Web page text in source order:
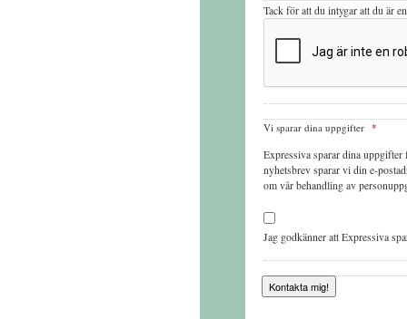
Tack
för
intygar
du
människa
–
får
vi
inte
mycket
skräppost!
Tack för att du intygar att du är
Vi sparar dina uppgifter *
Expressiva sparar dina
nyhetsbrev sparar vi din e-
om vår behandling av
Jag godkänner att Expressiva
Kontakta mig!